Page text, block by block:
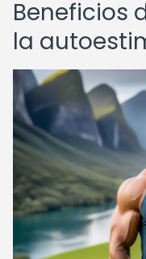
Beneficios
la